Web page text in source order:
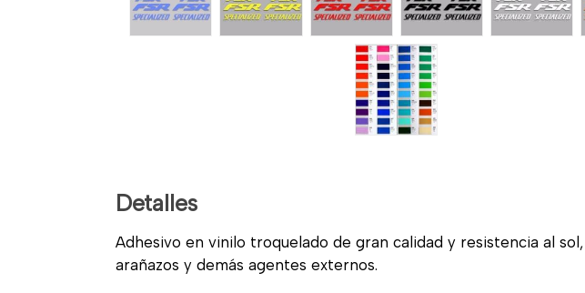
Detalles
Adhesivo en vinilo troquelado de gran calidad y resistencia al sol,
arañazos y demás agentes externos.